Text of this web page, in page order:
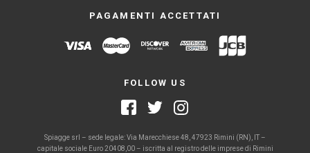
PAGAMENTI ACCETTATI
FOLLOW US
Spiagge srl – sede legale: Via Marecchiese 48, 47923 Rimini (RN), IT –
capitale sociale Euro 20408,00 – iscritta al registro delle imprese di Rimini